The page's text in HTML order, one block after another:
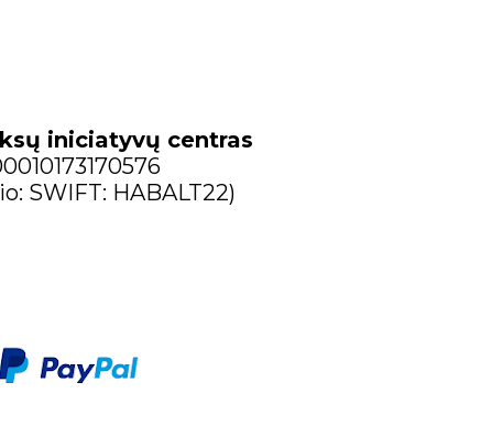
iniciatyvų centras
SWIFT: HABALT22)